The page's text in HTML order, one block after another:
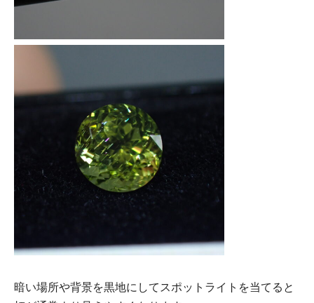
暗い場所や背景を黒地にしてスポットライトを当てると